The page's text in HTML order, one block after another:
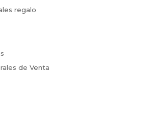
regalo
de Venta